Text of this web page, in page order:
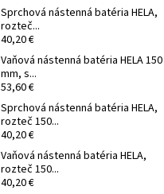
Sprchová nástenná batéria HELA,
rozteč...
40,20 €
Vaňová nástenná batéria HELA 150
mm, s...
53,60 €
Sprchová nástenná batéria HELA,
rozteč 150...
40,20 €
Vaňová nástenná batéria HELA,
rozteč 150...
40,20 €